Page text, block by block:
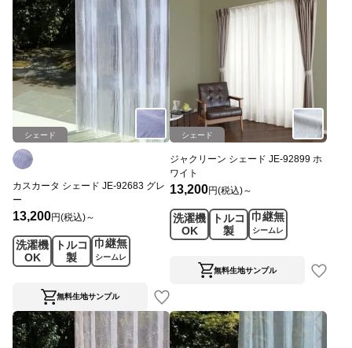
シェード
カスカータ シェード JE-92683 グレ
ー
13,200円(税込)～
洗濯機
OK
トルコ
製
巾継無
シームレ
ス
無料生地サンプル
シェード
ジャクリーン シェード JE-92899 ホ
ワイト
13,200円(税込)～
洗濯機
OK
トルコ
製
巾継無
シームレ
ス
無料生地サンプル